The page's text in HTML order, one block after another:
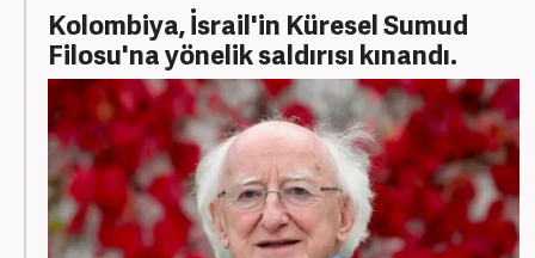
Kolombiya, İsrail'in Küresel Sumud
Filosu'na yönelik saldırısı kınandı.